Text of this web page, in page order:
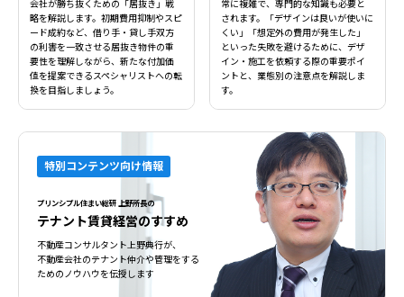
会社が勝ち抜くための「居抜き」戦
略を解説します。初期費用抑制やスピ
ード成約など、借り手・貸し手双方
の利害を一致させる居抜き物件の重
要性を理解しながら、新たな付加価
値を提案できるスペシャリストへの転
換を目指しましょう。
常に複雑で、専門的な知識も必要と
されます。「デザインは良いが使いに
くい」「想定外の費用が発生した」
といった失敗を避けるために、デザ
イン・施工を依頼する際の重要ポイ
ントと、業態別の注意点を解説しま
す。
特別コンテンツ向け情報
プリンシプル住まい総研 上野所長の
テナント賃貸経営のすすめ
不動産コンサルタント上野典行が、
不動産会社のテナント仲介や管理をする
ためのノウハウを伝授します